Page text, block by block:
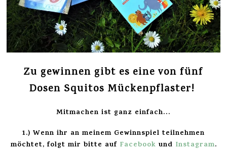
Zu gewinnen gibt es eine von fünf
Dosen Squitos Mückenpflaster!
Mitmachen ist ganz einfach…
1.) Wenn ihr an meinem Gewinnspiel teilnehmen
möchtet, folgt mir bitte auf Facebook und Instagram.